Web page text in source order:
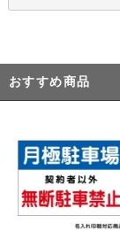
おすすめ商品